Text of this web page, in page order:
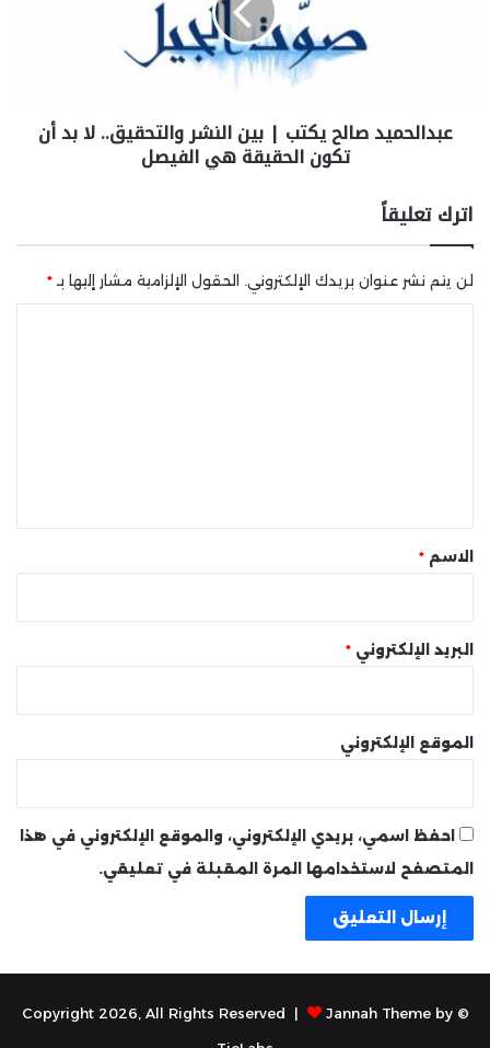
عبدالحميد صالح يكتب | بين النشر والتحقيق.. لا بد أن
تكون الحقيقة هي الفيصل
اترك تعليقاً
لن يتم نشر عنوان بريدك الإلكتروني. الحقول الإلزامية مشار إليها بـ *
* الاسم *
البريد الإلكتروني *
الموقع الإلكتروني
احفظ اسمي، بريدي الإلكتروني، والموقع الإلكتروني في هذا
المتصفح لاستخدامها المرة المقبلة في تعليقي.
© Copyright 2026, All Rights Reserved |
Jannah Theme by